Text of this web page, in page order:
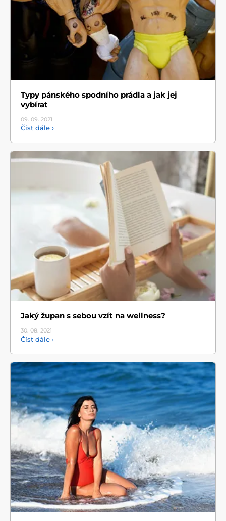
Typy pánského spodního prádla a jak jej
vybírat
09. 09. 2021
Číst dále ›
Jaký župan s sebou vzít na wellness?
30. 08. 2021
Číst dále ›